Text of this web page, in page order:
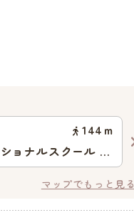
144 ｍ
ョナルスクール 勝
テン
マップでもっと見る